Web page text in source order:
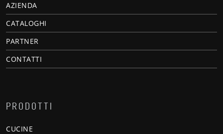
AZIENDA
CATALOGHI
PARTNER
CONTATTI
PRODOTTI
CUCINE